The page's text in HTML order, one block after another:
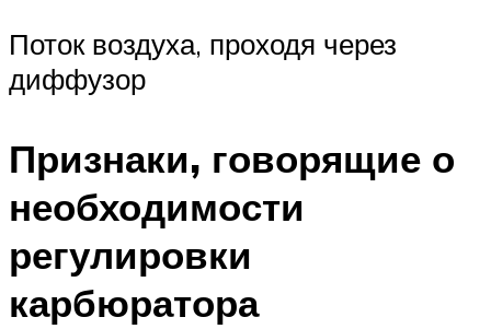
Поток воздуха, проходя через
диффузор
Признаки, говорящие о
необходимости
регулировки
карбюратора